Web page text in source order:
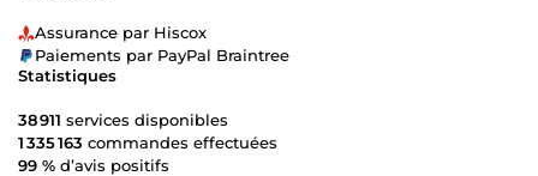
Assurance par Hiscox
Paiements par PayPal Braintree
Statistiques
38 911 services disponibles
1 335 163 commandes effectuées
99 % d’avis positifs